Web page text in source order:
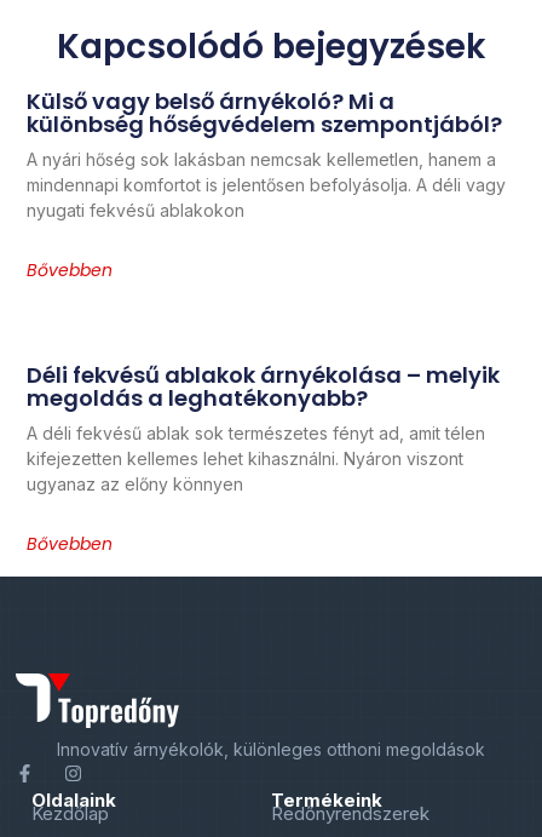
Kapcsolódó bejegyzések
Külső vagy belső árnyékoló? Mi a
különbség hőségvédelem szempontjából?
A nyári hőség sok lakásban nemcsak kellemetlen, hanem a
mindennapi komfortot is jelentősen befolyásolja. A déli vagy
nyugati fekvésű ablakokon
Bővebben
Déli fekvésű ablakok árnyékolása – melyik
megoldás a leghatékonyabb?
A déli fekvésű ablak sok természetes fényt ad, amit télen
kifejezetten kellemes lehet kihasználni. Nyáron viszont
ugyanaz az előny könnyen
Bővebben
Innovatív árnyékolók, különleges otthoni megoldások
Oldalaink
Kezdőlap
Termékeink
Redőnyrendszerek